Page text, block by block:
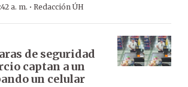
a. m. · Redacción ÚH
de seguridad
captan a un
un celular